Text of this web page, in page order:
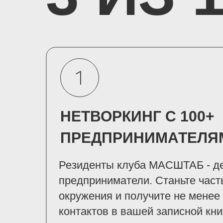
НЕТВОРКИНГ С 100+
Резиденты клуба МАСШТАБ -
предприниматели. Станьте
окружения и получите не
контактов в вашей записной